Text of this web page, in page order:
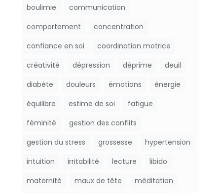
boulimie
communication
comportement
concentration
confiance en soi
coordination motrice
créativité
dépression déprime
deuil
diabète
douleurs émotions
énergie
équilibre
estime de soi
fatigue
féminité
gestion des conflits
gestion du stress
grossesse
hypertension
intuition
irritabilité lecture
libido
maternité
maux de tête
méditation